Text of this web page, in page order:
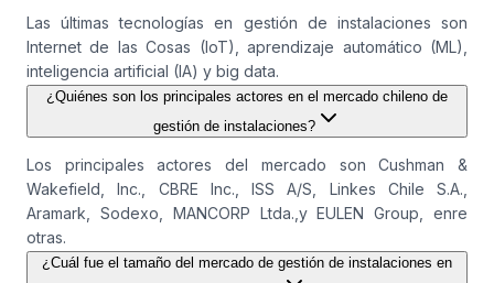
Las últimas tecnologías en gestión de instalaciones son
Internet de las Cosas (IoT), aprendizaje automático (ML),
inteligencia artificial (IA) y big data.
¿Quiénes son los principales actores en el mercado chileno de
gestión de instalaciones?
Los principales actores del mercado son Cushman &
Wakefield, Inc., CBRE Inc., ISS A/S, Linkes Chile S.A.,
Aramark, Sodexo, MANCORP Ltda.,y EULEN Group, enre
otras.
¿Cuál fue el tamaño del mercado de gestión de instalaciones en